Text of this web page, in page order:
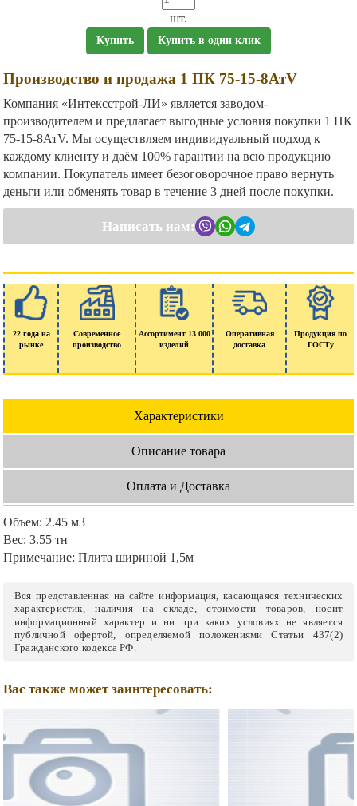
шт.
Купить Купить в один клик
Производство и продажа 1 ПК 75-15-8АтV
Компания «Интексстрой-ЛИ» является заводом-
производителем и предлагает выгодные условия покупки 1 ПК
75-15-8АтV. Мы осуществляем индивидуальный подход к
каждому клиенту и даём 100% гарантии на всю продукцию
компании. Покупатель имеет безоговорочное право вернуть
деньги или обменять товар в течение 3 дней после покупки.
Написать нам:
22 года на
рынке
Современное
производство
Ассортимент 13 000
изделий
Оперативная
доставка
Продукция по
ГОСТу
Характеристики
Описание товара
Оплата и Доставка
Объем: 2.45 м3
Вес: 3.55 тн
Примечание: Плита шириной 1,5м
Вся представленная на сайте информация, касающаяся технических
характеристик, наличия на складе, стоимости товаров, носит
информационный характер и ни при каких условиях не является
публичной офертой, определяемой положениями Статьи 437(2)
Гражданского кодекса РФ.
Вас также может заинтересовать: